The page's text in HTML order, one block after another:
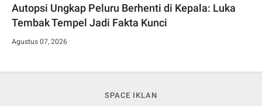
Autopsi Ungkap Peluru Berhenti di Kepala: Luka
Tembak Tempel Jadi Fakta Kunci
Agustus 07, 2026
SPACE IKLAN